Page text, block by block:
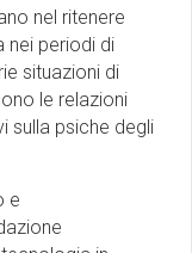
nel ritenere
nei periodi di
situazioni di
le relazioni
sulla psiche degli
e